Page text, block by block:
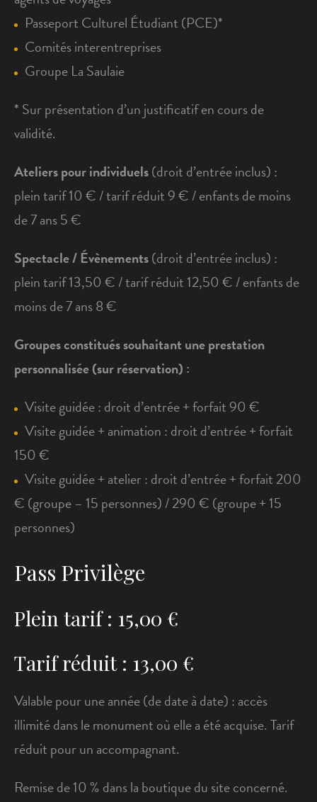
Passeport Culturel Étudiant (PCE)*
Comités interentreprises
Groupe La Saulaie
* Sur présentation d’un justificatif en cours de
validité.
Ateliers pour individuels(droit d’entrée inclus) :
plein tarif 10 € / tarif réduit 9 € / enfants de moins
de 7 ans 5 €
Spectacle / Évènements(droit d’entrée inclus) :
plein tarif 13,50 € / tarif réduit 12,50 € / enfants de
moins de 7 ans 8 €
Groupes constitués souhaitant une prestation
personnalisée (sur réservation) :
Visite guidée : droit d’entrée + forfait 90 €
Visite guidée + animation : droit d’entrée + forfait
150 €
Visite guidée + atelier : droit d’entrée + forfait 200
€ (groupe – 15 personnes) / 290 € (groupe + 15
personnes)
Pass Privilège
Plein tarif : 15,00 €
Tarif réduit : 13,00 €
Valable pour une année (de date à date) : accès
illimité dans le monument où elle a été acquise. Tarif
réduit pour un accompagnant.
Remise de 10 % dans la boutique du site concerné.